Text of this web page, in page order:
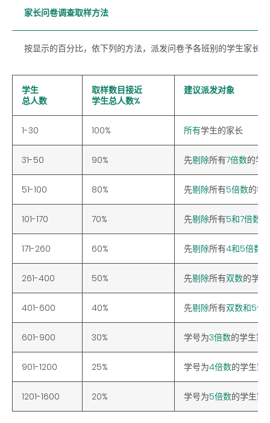
家长问卷调查取样方法
按显示的百分比，依下列的方法，派发问卷予各班别的学生家长。
学生
总人数
取样数目接近
学生总人数%
建议派发对象
1-30 100% 所有学生的家长
31-50 90% 先剔除所有7倍数的学
51-100 80% 先剔除所有5倍数的学
101-170 70% 先剔除所有5和7倍数
171-260 60% 先剔除所有4和5倍数
261-400 50% 先剔除所有双数的学
401-600 40% 先剔除所有双数和5倍
601-900 30% 学号为3倍数的学生家
901-1200 25% 学号为4倍数的学生家
1201-1600 20% 学号为5倍数的学生家